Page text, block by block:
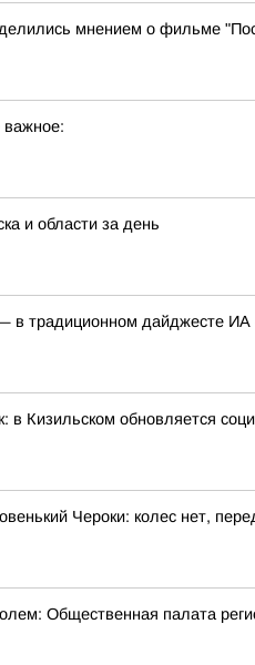
мнением о фильме
важное:
и области за день
в традиционном дайджесте ИА
в Кизильском обновляется
Чероки: колес нет,
Общественная палата